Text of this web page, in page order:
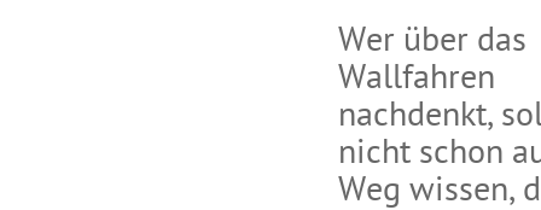
Wer über das
Wallfahren
nachdenkt,
nicht schon
Weg wissen,